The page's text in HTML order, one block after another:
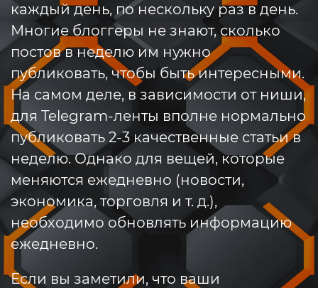
каждый день, по нескольку раз в день.
Многие блоггеры не знают, сколько
постов в неделю им нужно
публиковать, чтобы быть интересными.
На самом деле, в зависимости от ниши,
для Telegram-ленты вполне нормально
публиковать 2-3 качественные статьи в
неделю. Однако для вещей, которые
меняются ежедневно (новости,
экономика, торговля и т. д.),
необходимо обновлять информацию
ежедневно.
Если вы заметили, что ваши